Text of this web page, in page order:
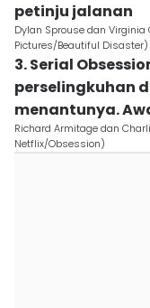
petinju jalanan
Dylan Sprouse dan
Pictures/Beautiful Disaster)
3. Serial
perselingkuhan
menantunya.
Richard Armitage dan
Netflix/Obsession)